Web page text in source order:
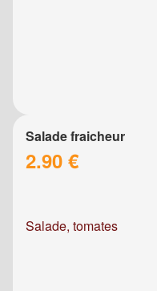
Salade fraicheur
2.90 €
Salade, tomates